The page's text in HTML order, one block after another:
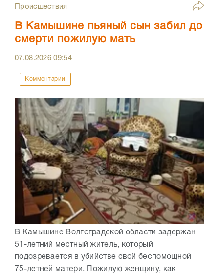
Происшествия
В Камышине пьяный сын забил до
смерти пожилую мать
07.08.202609:54
Комментарии
В Камышине Волгоградской области задержан
51-летний местный житель, который
подозревается в убийстве свой беспомощной
75-летней матери. Пожилую женщину, как